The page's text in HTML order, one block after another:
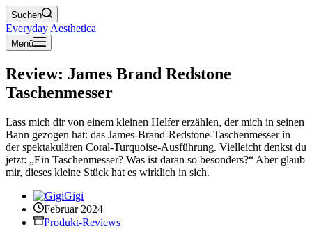
Suchen
Everyday Aesthetica
Menü
Review: James Brand Redstone
Taschenmesser
Lass mich dir von einem kleinen Helfer erzählen, der mich in seinen
Bann gezogen hat: das James-Brand-Redstone-Taschenmesser in
der spektakulären Coral-Turquoise-Ausführung. Vielleicht denkst du
jetzt: „Ein Taschenmesser? Was ist daran so besonders?“ Aber glaub
mir, dieses kleine Stück hat es wirklich in sich.
Gigi
Februar 2024
Produkt-Reviews